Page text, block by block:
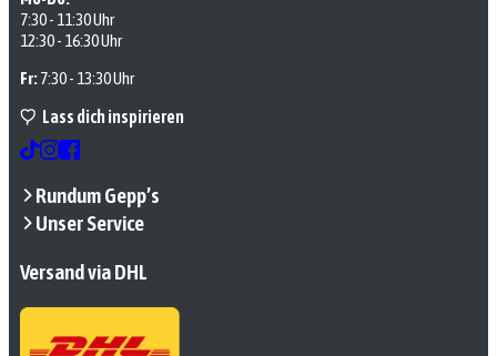
7:30 - 11:30 Uhr
12:30 - 16:30 Uhr
Fr:7:30 - 13:30 Uhr
Lass dich inspirieren
Rundum Gepp’s
Unser Service
Versand via DHL